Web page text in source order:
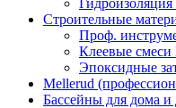
Строительные
Проф.
Клеевые
Эпоксидные
Mellerud
Бассейны для дома и